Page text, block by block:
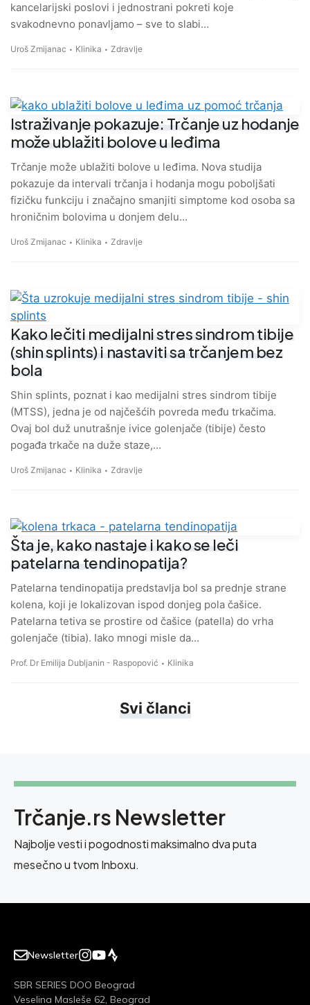
kancelarijski poslovi i jednostrani pokreti koje
svakodnevno ponavljamo – sve to slabi…
Uroš Zmijanac Klinika Zdravlje
Istraživanje pokazuje: Trčanje uz hodanje
može ublažiti bolove u leđima
Trčanje može ublažiti bolove u leđima. Nova studija
pokazuje da intervali trčanja i hodanja mogu poboljšati
fizičku funkciju i značajno smanjiti simptome kod osoba sa
hroničnim bolovima u donjem delu…
Uroš Zmijanac Klinika Zdravlje
Kako lečiti medijalni stres sindrom tibije
(shin splints) i nastaviti sa trčanjem bez
bola
Shin splints, poznat i kao medijalni stres sindrom tibije
(MTSS), jedna je od najčešćih povreda među trkačima.
Ovaj bol duž unutrašnje ivice golenjače (tibije) često
pogađa trkače na duže staze,…
Uroš Zmijanac Klinika Zdravlje
Šta je, kako nastaje i kako se leči
patelarna tendinopatija?
Patelarna tendinopatija predstavlja bol sa prednje strane
kolena, koji je lokalizovan ispod donjeg pola čašice.
Patelarna tetiva se prostire od čašice (patella) do vrha
golenjače (tibia). Iako mnogi misle da…
Prof. Dr Emilija Dubljanin - Raspopović Klinika
Svi članci
Trčanje.rs Newsletter
Najbolje vesti i pogodnosti maksimalno dva puta
mesečno u tvom Inboxu.
Newsletter
SBR SERIES DOO Beograd
Veselina Masleše 62, Beograd